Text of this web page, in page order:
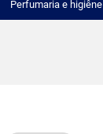
Perfumaria e higiêne